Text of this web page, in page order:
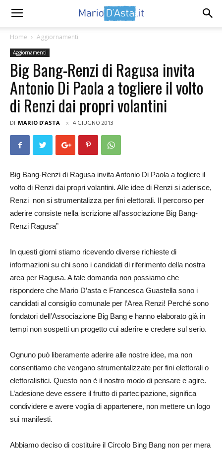
Home Aggiornamenti
Aggiornamenti
Big Bang-Renzi di Ragusa invita
Antonio Di Paola a togliere il volto
di Renzi dai propri volantini
DI MARIO D'ASTA 4 GIUGNO 2013
Big Bang-Renzi di Ragusa invita Antonio Di Paola a togliere il
volto di Renzi dai propri volantini. Alle idee di Renzi si aderisce,
Renzi non si strumentalizza per fini elettorali. Il percorso per
aderire consiste nella iscrizione all’associazione Big Bang-
Renzi Ragusa”
In questi giorni stiamo ricevendo diverse richieste di
informazioni su chi sono i candidati di riferimento della nostra
area per Ragusa. A tale domanda non possiamo che
rispondere che Mario D’asta e Francesca Guastella sono i
candidati al consiglio comunale per l’Area Renzi! Perché sono
fondatori dell’Associazione Big Bang e hanno elaborato già in
tempi non sospetti un progetto cui aderire e credere sul serio.
Ognuno può liberamente aderire alle nostre idee, ma non
consentiamo che vengano strumentalizzate per fini elettorali o
elettoralistici. Questo non è il nostro modo di pensare e agire.
L’adesione deve essere il frutto di partecipazione, significa
condividere e avere voglia di appartenere, non mettere un logo
sui manifesti.
Abbiamo deciso di costituire il Circolo Bing Bang non per mera